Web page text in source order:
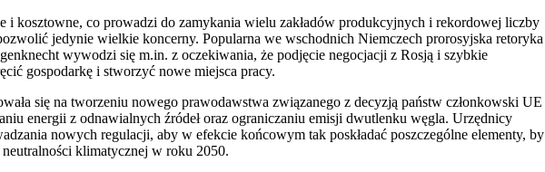
i kosztowne, co prowadzi do zamykania wielu zakładów produkcyjnych i rekordowej liczby
jedynie wielkie koncerny. Popularna we wschodnich Niemczech prorosyjska retoryka
wywodzi się m.in. z oczekiwania, że podjęcie negocjacji z Rosją i szybkie
gospodarkę i stworzyć nowe miejsca pracy.
się na tworzeniu nowego prawodawstwa związanego z decyzją państw członkowski UE
energii z odnawialnych źródeł oraz ograniczaniu emisji dwutlenku węgla. Urzędnicy
nowych regulacji, aby w efekcie końcowym tak poskładać poszczególne elementy, by
klimatycznej w roku 2050.